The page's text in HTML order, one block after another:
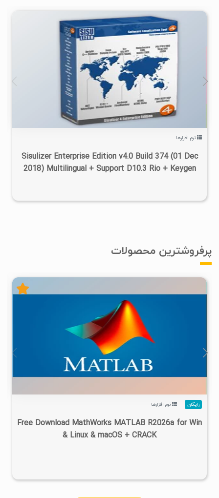
۹/۴K
نرم افزارها
Sisulizer Enterprise Edition v4.0 Build 374 (01 Dec
2018) Multilingual + Support D10.3 Rio + Keygen
پرفروشترین محصولات
۱/۲۲M ۱۴۰۵/۰۲/۲۴
رایگان نرم افزارها
Free Download MathWorks MATLAB R2026a for Win
& Linux & macOS + CRACK